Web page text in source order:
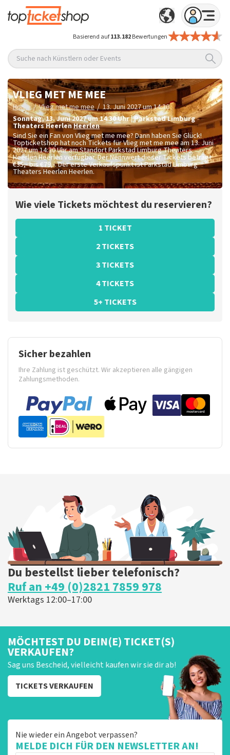
Basierend auf113.182Bewertungen
Suche nach Künstlern oder Events
VLIEG MET ME MEE
Home / Vlieg met me mee / 13. Juni 2027 um 14:30
Sonntag,13. Juni 2027 um 14:30Uhr|Parkstad Limburg
Theaters HeerlenHeerlen
Sind Sie ein Fan von Vlieg met me mee? Dann haben Sie Glück!
Topticketshop hat noch Tickets für Vlieg met me mee am 13. Juni
2027 um 14:30 Uhr am Standort Parkstad Limburg Theaters
Heerlen Heerlen verfügbar. Der Nennwert dieser Tickets beträgt
€35,- bis €79,-. Der erste Verkaufspunkt ist Parkstad Limburg
Theaters Heerlen Heerlen.
Wie viele Tickets möchtest du reservieren?
1 TICKET
2 TICKETS
3 TICKETS
4 TICKETS
5+ TICKETS
Sicher bezahlen
Ihre Zahlung ist geschützt. Wir akzeptieren alle gängigen
Zahlungsmethoden.
Du bestellst lieber telefonisch?
Ruf an +49 (0)2821 7859 978
Werktags 12:00–17:00
MÖCHTEST DU DEIN(E) TICKET(S)
VERKAUFEN?
Sag uns Bescheid, vielleicht kaufen wir sie dir ab!
TICKETS VERKAUFEN
Nie wieder ein Angebot verpassen?
MELDE DICH FÜR DEN NEWSLETTER AN!